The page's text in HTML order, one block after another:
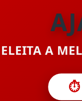
A
⏱️